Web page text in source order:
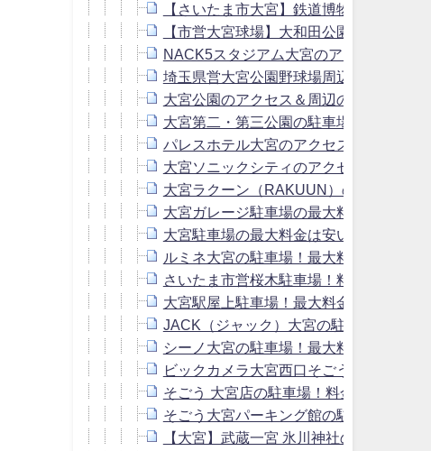
【さいたま市大宮】鉄道博物館のアク
【市営大宮球場】大和田公園の駐車場
NACK5スタジアム大宮のアクセス＆駐
埼玉県営大宮公園野球場周辺の駐車場！
大宮公園のアクセス＆周辺の駐車場！混
大宮第二・第三公園の駐車場！営業時間
パレスホテル大宮のアクセス＆駐車場！
大宮ソニックシティのアクセス＆駐車場
大宮ラクーン（RAKUUN）の駐車場！
大宮ガレージ駐車場の最大料金は安い？
大宮駐車場の最大料金は安い？提携店の
ルミネ大宮の駐車場！最大料金や混雑状
さいたま市営桜木駐車場！料金は安い？
大宮駅屋上駐車場！最大料金や営業時間
JACK（ジャック）大宮の駐車場！最大
シーノ大宮の駐車場！最大料金や提携先
ビックカメラ大宮西口そごう店の駐車場
そごう 大宮店の駐車場！料金は安い？
そごう大宮パーキング館の駐車場！最大
【大宮】武蔵一宮 氷川神社のアクセス